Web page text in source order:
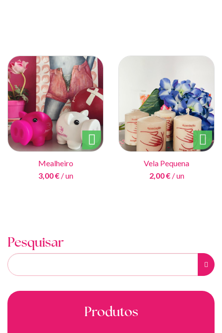
Mealheiro
3,00 €/ un
Vela Pequena
2,00 €/ un
Pesquisar
Produtos